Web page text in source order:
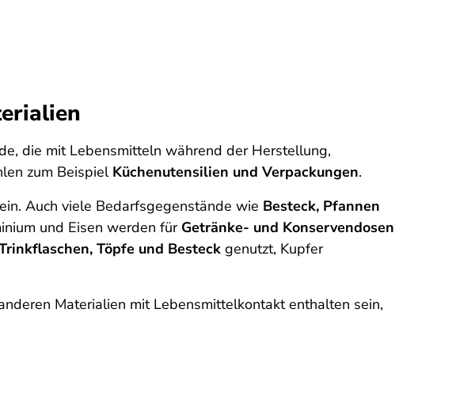
die mit Lebensmitteln während der Herstellung,
zum BeispielKüchenutensilien und Verpackungen.
Auch viele Bedarfsgegenstände wie Besteck, Pfannen
und Eisen werden für Getränke- und Konservendosen
Töpfe und Besteck genutzt, Kupfer
Materialien mit Lebensmittelkontakt enthalten sein,